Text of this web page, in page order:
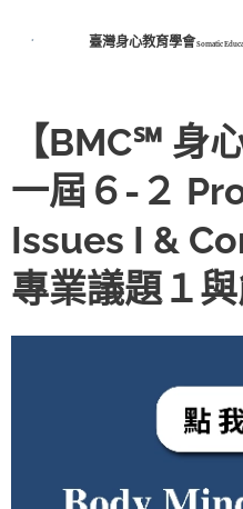
臺灣身心教育學會Somatic
【BMC℠ 身
一屆６-２
Issues I &
專業議題１